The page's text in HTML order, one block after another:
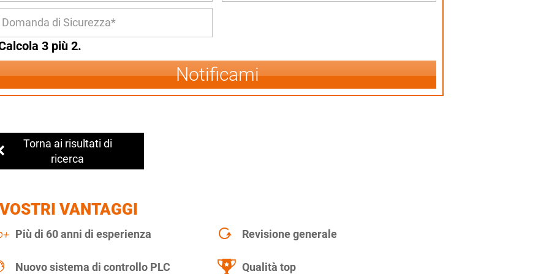
3 più 2.
Notificami
Torna ai risultati di
ricerca
VANTAGGI
Più di 60 anni di esperienza Revisione generale
Nuovo sistema di controllo PLC Qualità top